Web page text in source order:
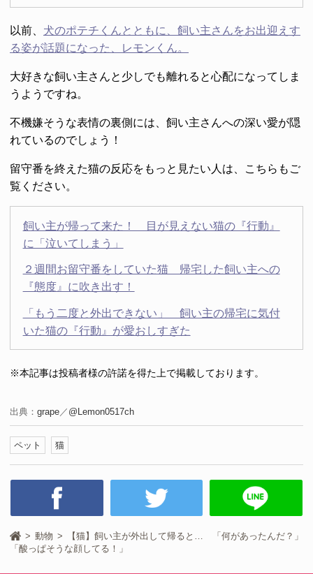
以前、 犬のポテチくんとともに、飼い主さんをお出迎えす
る姿が話題になった、レモンくん。
大好きな飼い主さんと少しでも離れると心配になってしま
うようですね。
不機嫌そうな表情の裏側には、飼い主さんへの深い愛が隠
れているのでしょう！
留守番を終えた猫の反応をもっと見たい人は、こちらもご
覧ください。
飼い主が帰って来た！ 目が見えない猫の『行動』
に「泣いてしまう」
２週間お留守番をしていた猫 帰宅した飼い主への
『態度』に吹き出す！
「もう二度と外出できない」 飼い主の帰宅に気付
いた猫の『行動』が愛おしすぎた
※本記事は投稿者様の許諾を得た上で掲載しております。
出典： grape／ @Lemon0517ch
ペット 猫
動物
【猫】飼い主が外出して帰ると… 「何があったんだ？」
「酸っぱそうな顔してる！」